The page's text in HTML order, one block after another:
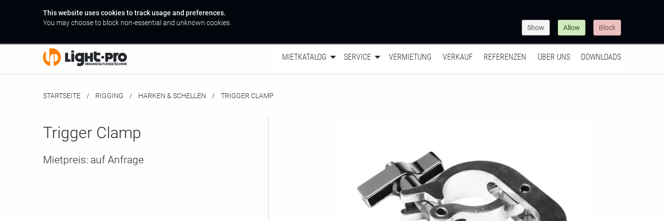
This website uses cookies to track usage and preferences.
You may choose to block non-essential and unknown cookies.
Show Allow Block
MIETKATALOG SERVICE VERMIETUNG VERKAUF REFERENZEN ÜBER UNS DOWNLOADS
STARTSEITE RIGGING HARKEN & SCHELLEN MOMENTAN:
TRIGGER CLAMP
Trigger Clamp
Mietpreis: auf Anfrage